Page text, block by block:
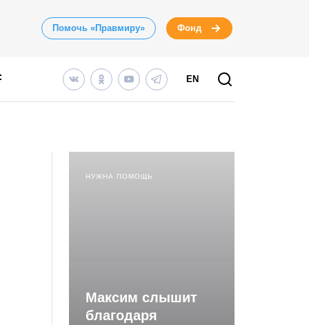
Помочь «Правмиру» Фонд
EN
НУЖНА ПОМОЩЬ
Максим слышит
благодаря